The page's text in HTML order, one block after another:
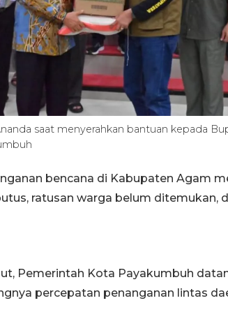
saat menyerahkan bantuan kepada
bencana di Kabupaten Agam
ratusan warga belum ditemukan,
Pemerintah Kota Payakumbuh
percepatan penanganan lintas